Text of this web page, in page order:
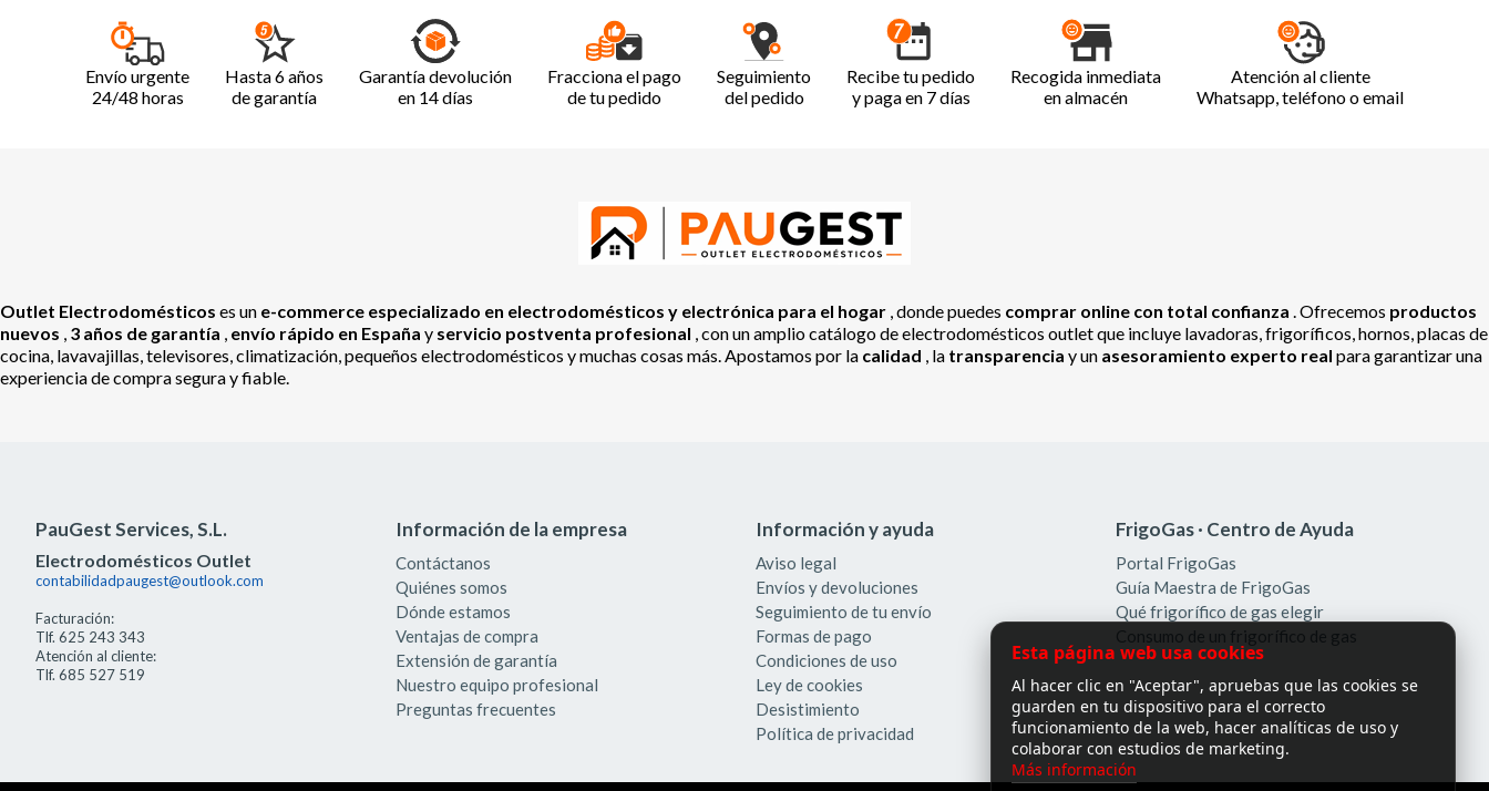
Envío urgente
24/48 horas
Hasta 6 años
de garantía
Garantía devolución
en 14 días
Fracciona el pago
de tu pedido
Seguimiento
del pedido
Recibe tu pedido
y paga en 7 días
Recogida inmediata
en almacén
Atención al cliente
Whatsapp, teléfono o email
Outlet Electrodomésticos es un e-commerce especializado en electrodomésticos y electrónica para el hogar , donde puedes comprar online con total confianza . Ofrecemos productos
nuevos 3 años de garantía envío rápido en España y servicio postventa profesional , con un amplio catálogo de electrodomésticos outlet que incluye lavadoras, frigoríficos, hornos, placas de
cocina, lavavajillas, televisores, climatización, pequeños electrodomésticos y muchas cosas más. Apostamos por la calidad , la transparencia y un asesoramiento experto real para garantizar una
experiencia de compra segura y fiable.
PauGest Services, S.L.
Electrodomésticos Outlet
contabilidadpaugest@outlook.com
Facturación:
Tlf. 625 243 343
Atención al cliente:
Tlf. 685 527 519
Información de la empresa
Contáctanos
Quiénes somos
Dónde estamos
Ventajas de compra
Extensión de garantía
Nuestro equipo profesional
Preguntas frecuentes
Información y ayuda
Aviso legal
Envíos y devoluciones
Seguimiento de tu envío
Formas de pago
Condiciones de uso
Ley de cookies
Desistimiento
Política de privacidad
FrigoGas · Centro de Ayuda
Portal FrigoGas
Guía Maestra de FrigoGas
Qué frigorífico de gas elegir
Consumo de un frigorífico de gas
Esta página web usa cookies
Al hacer clic en "Aceptar", apruebas que las cookies se
guarden en tu dispositivo para el correcto
funcionamiento de la web, hacer analíticas de uso y
colaborar con estudios de marketing.
Más información